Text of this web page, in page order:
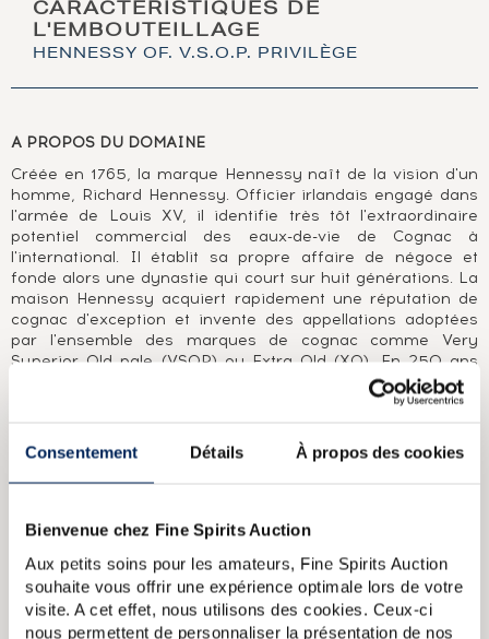
Consentement Détails À propos des cookies
Bienvenue chez Fine Spirits Auction
Aux petits soins pour les amateurs, Fine Spirits Auction
souhaite vous offrir une expérience optimale lors de votre
visite. A cet effet, nous utilisons des cookies. Ceux-ci
nous permettent de personnaliser la présentation de nos
CARACTÉRISTIQUES DE
L'EMBOUTEILLAGE
HENNESSY OF. V.S.O.P. PRIVILÈGE
A PROPOS DU DOMAINE
Créée en 1765, la marque Hennessy naît de la vision d'un
homme, Richard Hennessy. Officier irlandais engagé dans
l'armée de Louis XV, il identifie très tôt l'extraordinaire
potentiel commercial des eaux-de-vie de Cognac à
l'international. Il établit sa propre affaire de négoce et
fonde alors une dynastie qui court sur huit générations. La
maison Hennessy acquiert rapidement une réputation de
cognac d'exception et invente des appellations adoptées
par l'ensemble des marques de cognac comme Very
Superior Old pale (VSOP) ou Extra Old (XO). En 250 ans
d'existence, la maison Hennessy s'est imposée comme le
A PROPOS DE LA CUVÉE
Hennessy V.S.O.P. (Very Superior Old Pale) est un
principalement dans des fûts de chêne anciens de la forêt
maison Hennessy pour répondre à une commande du futur
roi George IV d'Angleterre en 1817. Elle a depuis été
adoptée par l'ensemble des producteurs de cognac.